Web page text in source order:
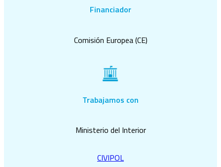
Financiador
Comisión Europea (CE)
Trabajamos con
Ministerio del Interior
CIVIPOL